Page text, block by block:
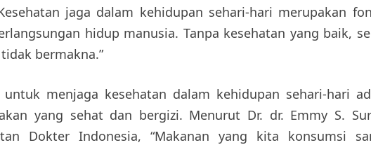
jaga dalam kehidupan sehari-hari merupakan
hidup manusia. Tanpa kesehatan yang baik,
bermakna.”
menjaga kesehatan dalam kehidupan sehari-hari
yang sehat dan bergizi. Menurut Dr. dr. Emmy S.
Dokter Indonesia, “Makanan yang kita konsumsi